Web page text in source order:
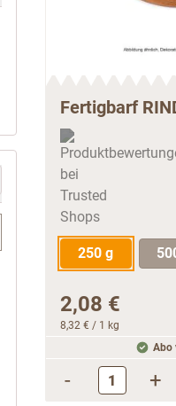
Fertigbarf
250 g
2,08 €
8,32 € / 1 kg
Abo
- +